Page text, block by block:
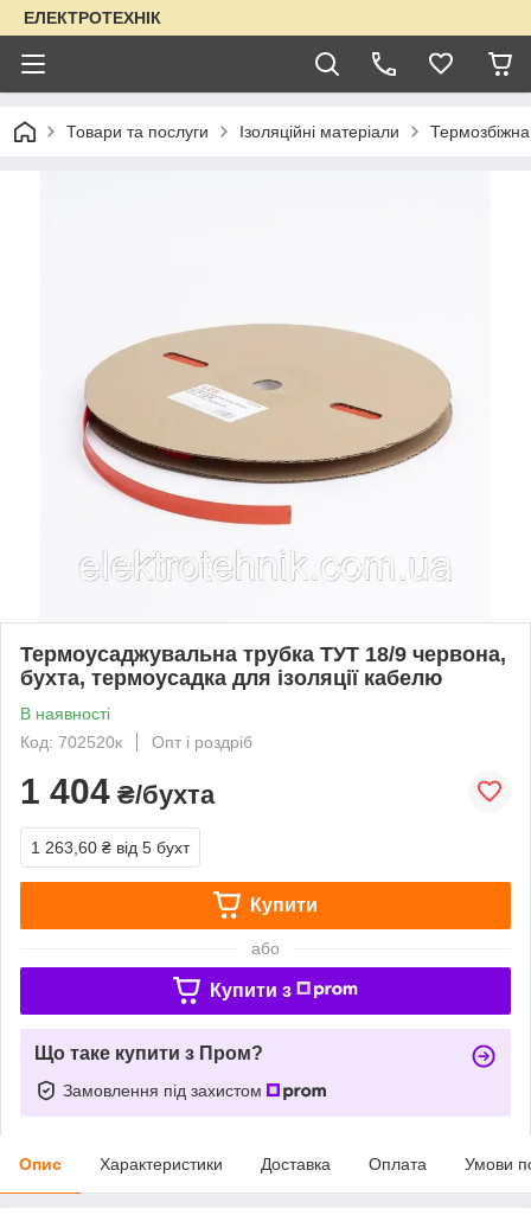
ЕЛЕКТРОТЕХНІК
Товари та послуги Ізоляційні матеріали
Термоусаджувальна трубка ТУТ 18/9 червона,
бухта, термоусадка для ізоляції кабелю
В наявності
Код: 702520к
Опт і роздріб
1 404 ₴/бухта
1 263,60 ₴ від 5 бухт
Купити
або
Купити з
Що таке купити з Пром?
Замовлення під захистом
Опис Характеристики Доставка Оплата Умови